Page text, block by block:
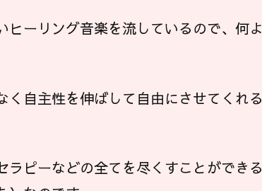
ーリング音楽を流しているので、何よ
自主性を伸ばして自由にさせてくれる
ラピーなどの全てを尽くすことができる